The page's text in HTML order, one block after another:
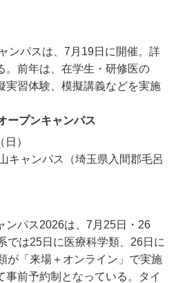
ンパスは、7月19日に開催。詳
。前年は、在学生・研修医の
実習体験、模擬講義などを実施
ープンキャンパス
）
キャンパス（埼玉県入間郡毛呂
パス2026は、7月25日・26
では25日に医療科学類、26日に
が「来場＋オンライン」で実施
事前予約制となっている。タイ